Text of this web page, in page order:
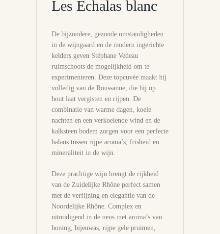
Les Echalas blanc
De bijzondere, gezonde omstandigheden
in de wijngaard en de modern ingerichte
kelders geven Stéphane Vedeau
ruimschoots de mogelijkheid om te
experimenteren. Deze topcuvée maakt hij
volledig van de Roussanne, die hij op
hout laat vergisten en rijpen. De
combinatie van warme dagen, koele
nachten en een verkoelende wind en de
kalksteen bodem zorgen voor een perfecte
balans tussen rijpe aroma’s, frisheid en
mineraliteit in de wijn.
Deze prachtige wijn brengt de rijkheid
van de Zuidelijke Rhône perfect samen
met de verfijning en elegantie van de
Noordelijke Rhône. Complex en
uitnodigend in de neus met aroma’s van
honing, bijenwas, rijpe gele pruimen,